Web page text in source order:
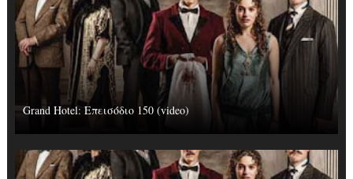
Grand Hotel: Επεισόδιο 150 (video)